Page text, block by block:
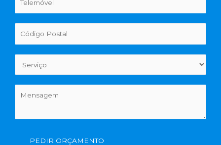
PEDIR ORÇAMENTO